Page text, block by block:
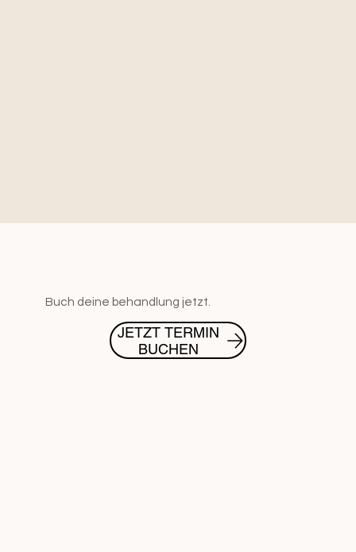
Buch deine behandlung jetzt.
JETZT TERMIN
BUCHEN